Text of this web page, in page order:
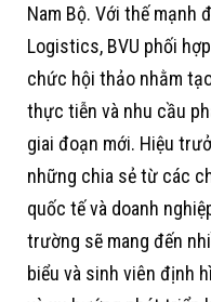
Nam Bộ. Với thế mạnh
Logistics, BVU phối
chức hội thảo nhằm
thực tiễn và nhu cầu
giai đoạn mới. Hiệu
những chia sẻ từ các
quốc tế và doanh
trường sẽ mang đến
biểu và sinh viên định